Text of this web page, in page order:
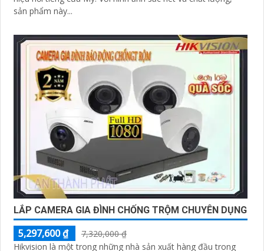
sản phẩm này...
LẮP CAMERA GIA ĐÌNH CHỐNG TRỘM CHUYÊN DỤNG
5,297,600 ₫
7,320,000 ₫
Hikvision là một trong những nhà sản xuất hàng đầu trong